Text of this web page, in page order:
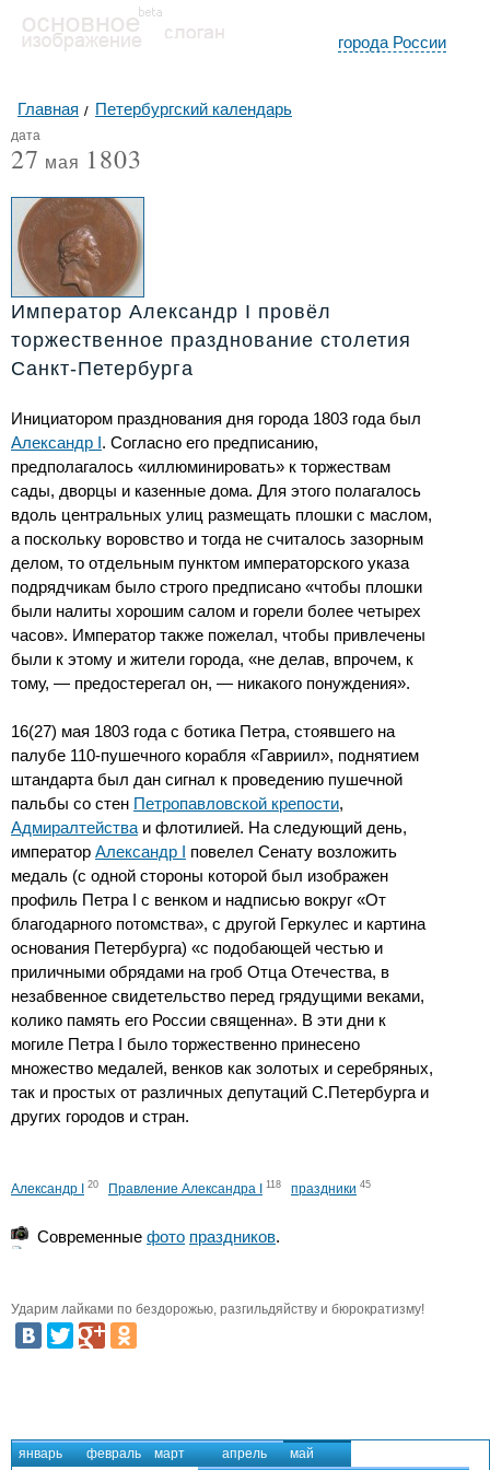
города России
Главная Петербургский календарь
дата
27 мая 1803
Император Александр I провёл
торжественное празднование столетия
Санкт-Петербурга
Инициатором празднования дня города 1803 года был
Александр I. Согласно его предписанию,
предполагалось «иллюминировать» к торжествам
сады, дворцы и казенные дома. Для этого полагалось
вдоль центральных улиц размещать плошки с маслом,
а поскольку воровство и тогда не считалось зазорным
делом, то отдельным пунктом императорского указа
подрядчикам было строго предписано «чтобы плошки
были налиты хорошим салом и горели более четырех
часов». Император также пожелал, чтобы привлечены
были к этому и жители города, «не делав, впрочем, к
тому, — предостерегал он, — никакого понуждения».
16(27) мая 1803 года с ботика Петра, стоявшего на
палубе 110-пушечного корабля «Гавриил», поднятием
штандарта был дан сигнал к проведению пушечной
пальбы со стен Петропавловской крепости,
Адмиралтейства и флотилией. На следующий день,
император Александр I повелел Сенату возложить
медаль (с одной стороны которой был изображен
профиль Петра I с венком и надписью вокруг «От
благодарного потомства», с другой Геркулес и картина
основания Петербурга) «с подобающей честью и
приличными обрядами на гроб Отца Отечества, в
незабвенное свидетельство перед грядущими веками,
колико память его России священна». В эти дни к
могиле Петра I было торжественно принесено
множество медалей, венков как золотых и серебряных,
так и простых от различных депутаций С.Петербурга и
других городов и стран.
Александр I 20 Правление Александра I 118 праздники 45
Современные фото праздников.
Ударим лайками по бездорожью, разгильдяйству и бюрократизму!
январь февраль март апрель май